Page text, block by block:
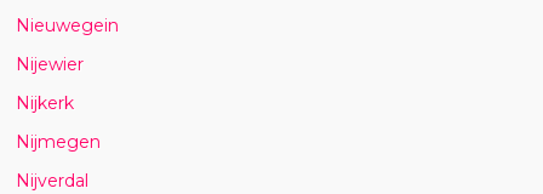
Nieuwegein
Nijewier
Nijkerk
Nijmegen
Nijverdal